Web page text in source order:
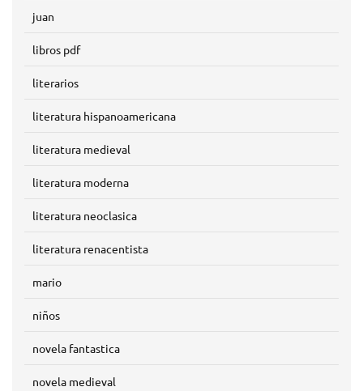
juan
libros pdf
literarios
literatura hispanoamericana
literatura medieval
literatura moderna
literatura neoclasica
literatura renacentista
mario
niños
novela fantastica
novela medieval